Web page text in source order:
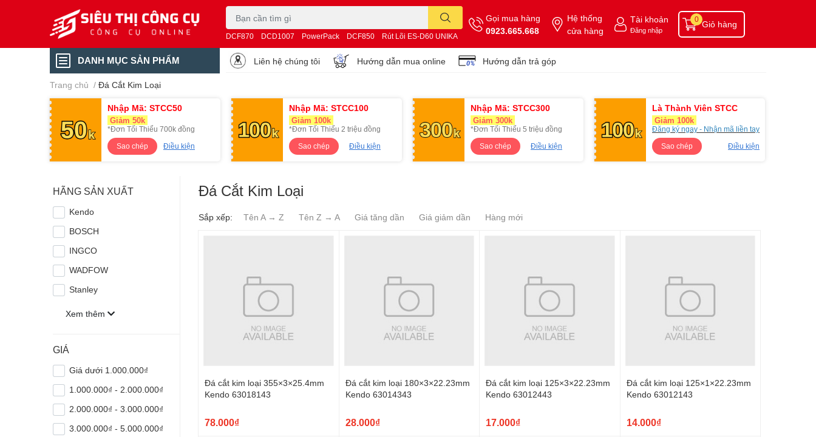
DCF870 DCD1007 PowerPack DCF850 Rút Lõi ES-D60 UNIKA
Gọi mua hàng
0923.665.668
Hệ thống
cửa hàng
Tài khoản
Đăng nhập
Giỏ hàng
0
DANH MỤC SẢN PHẨM Liên hệ chúng tôi Hướng dẫn mua online Hướng dẫn trả góp
Trang chủ / Đá Cắt Kim Loại
Nhập Mã: STCC50
Giảm 50k
*Đơn Tối Thiểu 700k đồng
Sao chép
Điều kiện
Nhập Mã: STCC100
Giảm 100k
*Đơn Tối Thiểu 2 triệu đồng
Sao chép
Điều kiện
Nhập Mã: STCC300
Giảm 300k
*Đơn Tối Thiểu 5 triệu đồng
Sao chép
Điều kiện
Là Thành Viên STCC
Giảm 100k
Đăng ký ngay - Nhận mã liền tay
Sao chép
Điều kiện
HÃNG SẢN XUẤT
Kendo
BOSCH
INGCO
WADFOW
Stanley
Xem thêm
GIÁ
Giá dưới 1.000.000₫
1.000.000₫ - 2.000.000₫
2.000.000₫ - 3.000.000₫
3.000.000₫ - 5.000.000₫
Đá Cắt Kim Loại
Sắp xếp: Tên A → Z Tên Z → A Giá tăng dần Giá giảm dần Hàng mới
Đá cắt kim loại 355×3×25.4mm
Kendo 63018143
78.000₫
Đá cắt kim loại 180×3×22.23mm
Kendo 63014343
28.000₫
Đá cắt kim loại 125×3×22.23mm
Kendo 63012443
17.000₫
Đá cắt kim loại 125×1×22.23mm
Kendo 63012143
14.000₫